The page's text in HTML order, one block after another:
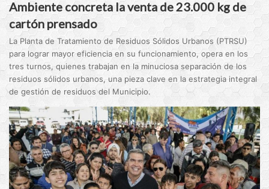
Ambiente concreta la venta de 23.000 kg de
cartón prensado
La Planta de Tratamiento de Residuos Sólidos Urbanos (PTRSU)
para lograr mayor eficiencia en su funcionamiento, opera en los
tres turnos, quienes trabajan en la minuciosa separación de los
residuos sólidos urbanos, una pieza clave en la estrategia integral
de gestión de residuos del Municipio.